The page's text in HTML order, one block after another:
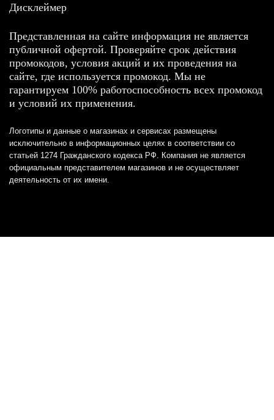
Дисклеймер
Представленная на сайте информация не является
публичной офертой. Проверяйте срок действия
промокодов, условия акций и их проведения на
сайте, где используется промокод. Мы не
гарантируем 100% работоспособность всех промокод
и условий их применения.
Логотипы и данные о магазинах и сервисах размещены
исключительно в информационных целях в соответствии со
статьей 1274 Гражданского кодекса РФ. Компания не является
официальным представителем магазинов и не осуществляет
деятельность от их имени.